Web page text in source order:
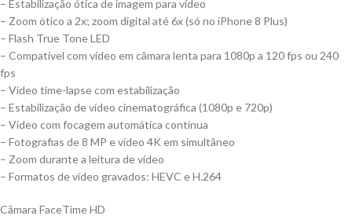
– Estabilização ótica de imagem para vídeo
– Zoom ótico a 2x; zoom digital até 6x (só no iPhone 8 Plus)
– Flash True Tone LED
– Compatível com vídeo em câmara lenta para 1080p a 120 fps ou 240
fps
– Vídeo time-lapse com estabilização
– Estabilização de vídeo cinematográfica (1080p e 720p)
– Vídeo com focagem automática contínua
– Foto­grafias de 8 MP e vídeo 4K em simultâneo
– Zoom durante a leitura de vídeo
– Formatos de vídeo gravados: HEVC e H.264
Câmara FaceTime HD